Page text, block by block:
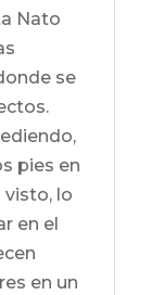
Nato
se
pies en
visto, lo
en el
en un